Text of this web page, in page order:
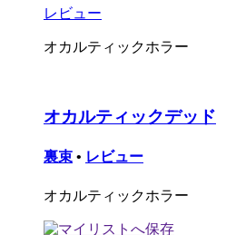
レビュー
オカルティックホラー
オカルティックデッド
裏束 • レビュー
オカルティックホラー